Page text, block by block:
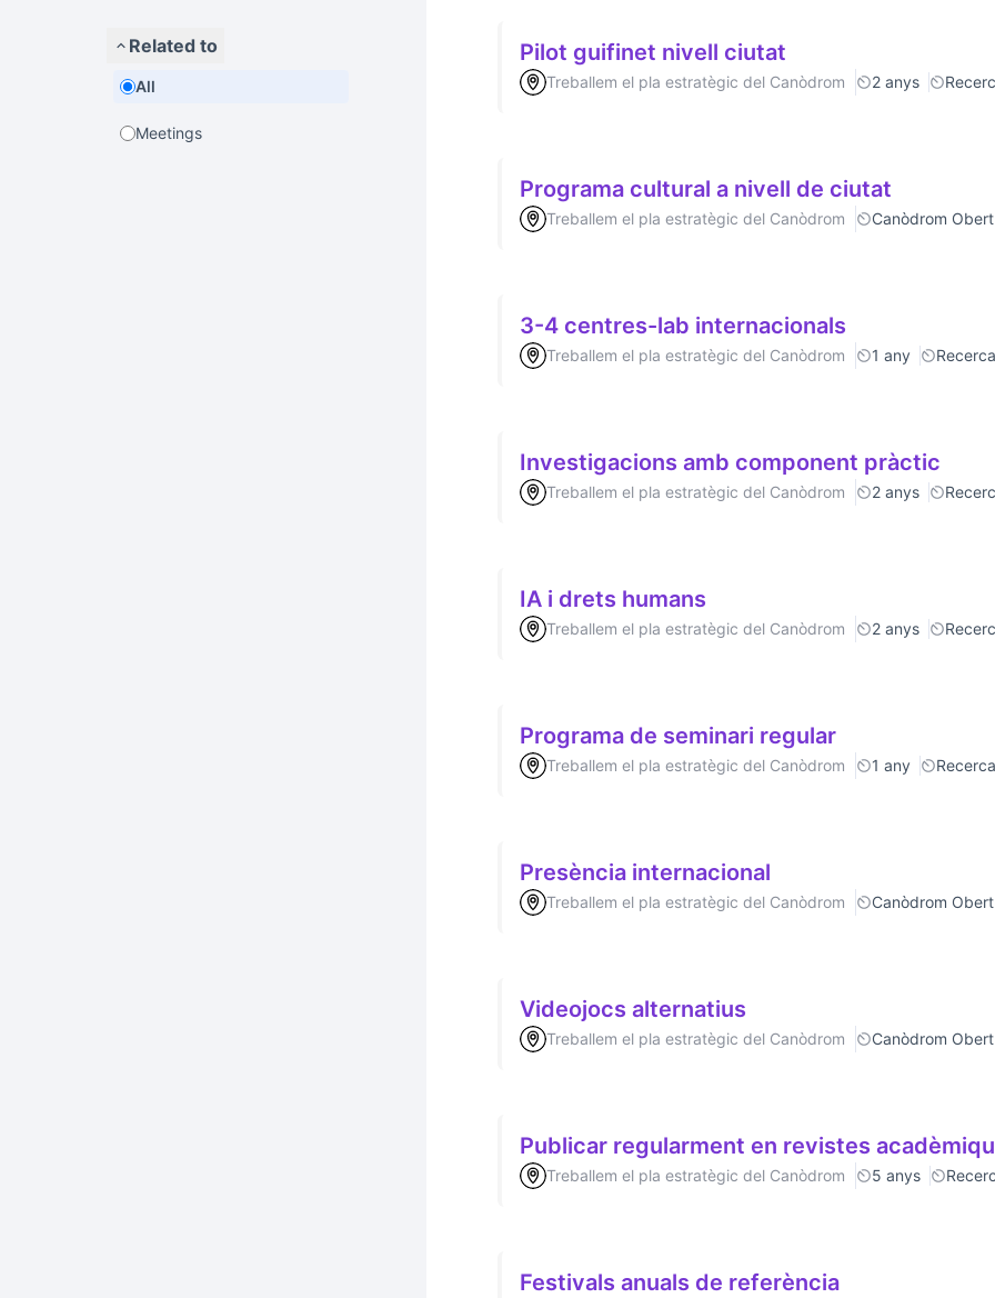
Related to
All
Meetings
Pilot guifinet nivell ciutat
Treballem el pla estratègic del Canòdrom 2 anys
Programa cultural a nivell de ciutat
Treballem el pla estratègic del Canòdrom Canòdrom Obert
3-4 centres-lab internacionals
Treballem el pla estratègic del Canòdrom 1 any Recerca
Investigacions amb component pràctic
Treballem el pla estratègic del Canòdrom 2 anys
IA i drets humans
Treballem el pla estratègic del Canòdrom 2 anys
Programa de seminari regular
Treballem el pla estratègic del Canòdrom 1 any Recerca
Presència internacional
Treballem el pla estratègic del Canòdrom Canòdrom Obert
Videojocs alternatius
Treballem el pla estratègic del Canòdrom Canòdrom Obert
Publicar regularment en revistes
Treballem el pla estratègic del Canòdrom 5 anys
Festivals anuals de referència